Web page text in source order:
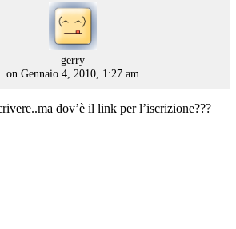
gerrysays:
on Gennaio 4, 2010, 1:27 am
dov’è il link per l’iscrizione???